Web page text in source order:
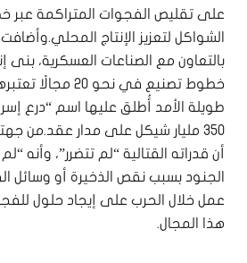
على تقليص الفجوات المتراكمة عبر
الشواكل لتعزيز الإنتاج المحلي.وأضافت
بالتعاون مع الصناعات العسكرية،
خطوط تصنيع في نحو
طويلة الأمد أُطلق عليها اسم “درع
350 مليار شيكل على مدار عقد.من
أن قدراته القتالية “لم تتضرر”، وأنه
الجنود بسبب نقص الذخيرة أو وسائل
عمل خلال الحرب على إيجاد حلول
هذا المجال.